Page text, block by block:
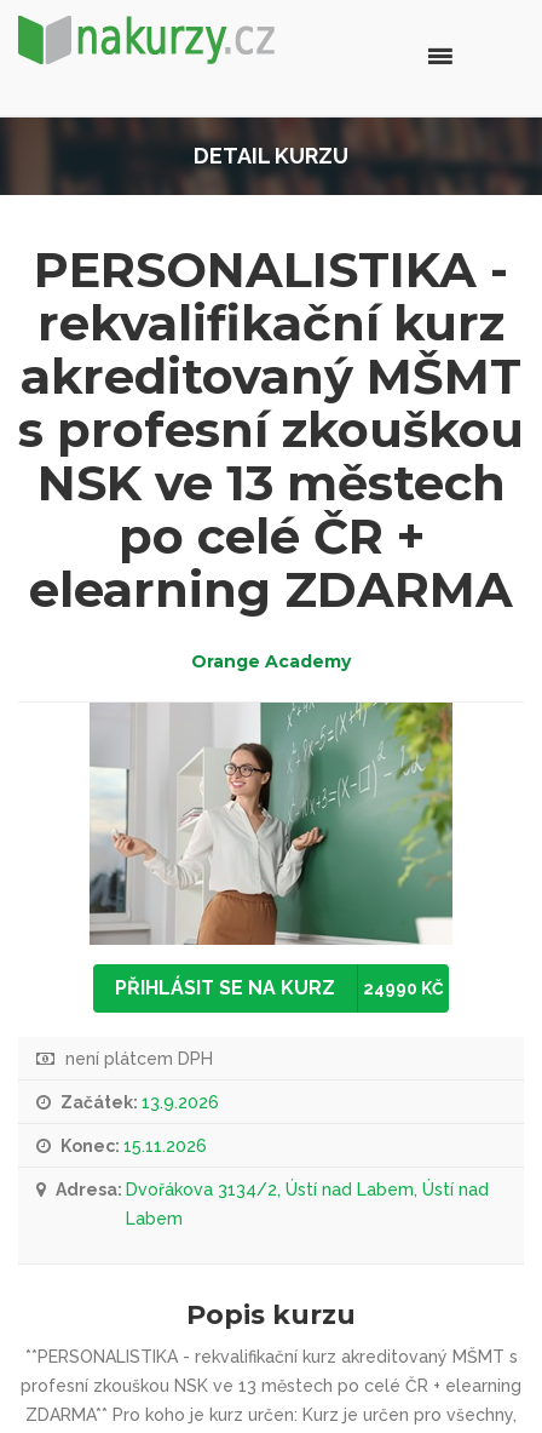
DETAIL KURZU
PERSONALISTIKA -
rekvalifikační kurz
akreditovaný MŠMT
s profesní zkouškou
NSK ve 13 městech
po celé ČR +
elearning ZDARMA
Orange Academy
PŘIHLÁSIT SE NA KURZ 24990 KČ
není plátcem DPH
Začátek: 13.9.2026
Konec: 15.11.2026
Adresa: Dvořákova 3134/2, Ústí nad Labem, Ústí nad
Labem
Popis kurzu
**PERSONALISTIKA - rekvalifikační kurz akreditovaný MŠMT s
profesní zkouškou NSK ve 13 městech po celé ČR + elearning
ZDARMA** Pro koho je kurz určen: Kurz je určen pro všechny,